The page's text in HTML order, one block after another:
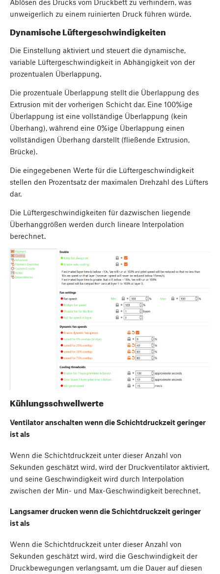
Ablösen des Drucks vom Druckbett zu verhindern, was
unweigerlich zu einem ruinierten Druck führen würde.
Dynamische Lüftergeschwindigkeiten
Die Einstellung aktiviert und steuert die dynamische,
variable Lüftergeschwindigkeit in Abhängigkeit von der
prozentualen Überlappung.
Die prozentuale Überlappung stellt die Überlappung des
Extrusion mit der vorherigen Schicht dar. Eine 100%ige
Überlappung ist eine vollständige Überlappung (kein
Überhang), während eine 0%ige Überlappung einen
vollständigen Überhang darstellt (fließende Extrusion,
Brücke).
Die eingegebenen Werte für die Lüftergeschwindigkeit
stellen den Prozentsatz der maximalen Drehzahl des Lüfters
dar.
Die Lüftergeschwindigkeiten für dazwischen liegende
Überhanggrößen werden durch lineare Interpolation
berechnet.
Kühlungsschwellwerte
Ventilator anschalten wenn die Schichtdruckzeit geringer
ist als
Wenn die Schichtdruckzeit unter dieser Anzahl von
Sekunden geschätzt wird, wird der Druckventilator aktiviert,
und seine Geschwindigkeit wird durch Interpolation
zwischen der Min- und Max-Geschwindigkeit berechnet.
Langsamer drucken wenn die Schichtdruckzeit geringer
ist als
Wenn die Schichtdruckzeit unter dieser Anzahl von
Sekunden geschätzt wird, wird die Geschwindigkeit der
Druckbewegungen verlangsamt, um die Dauer auf diesen